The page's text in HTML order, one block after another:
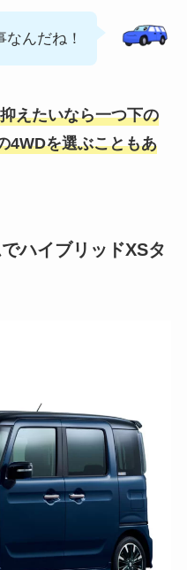
んだね！
えたいなら一つ下の
4WDを選ぶこともあ
ハイブリッドXSタ